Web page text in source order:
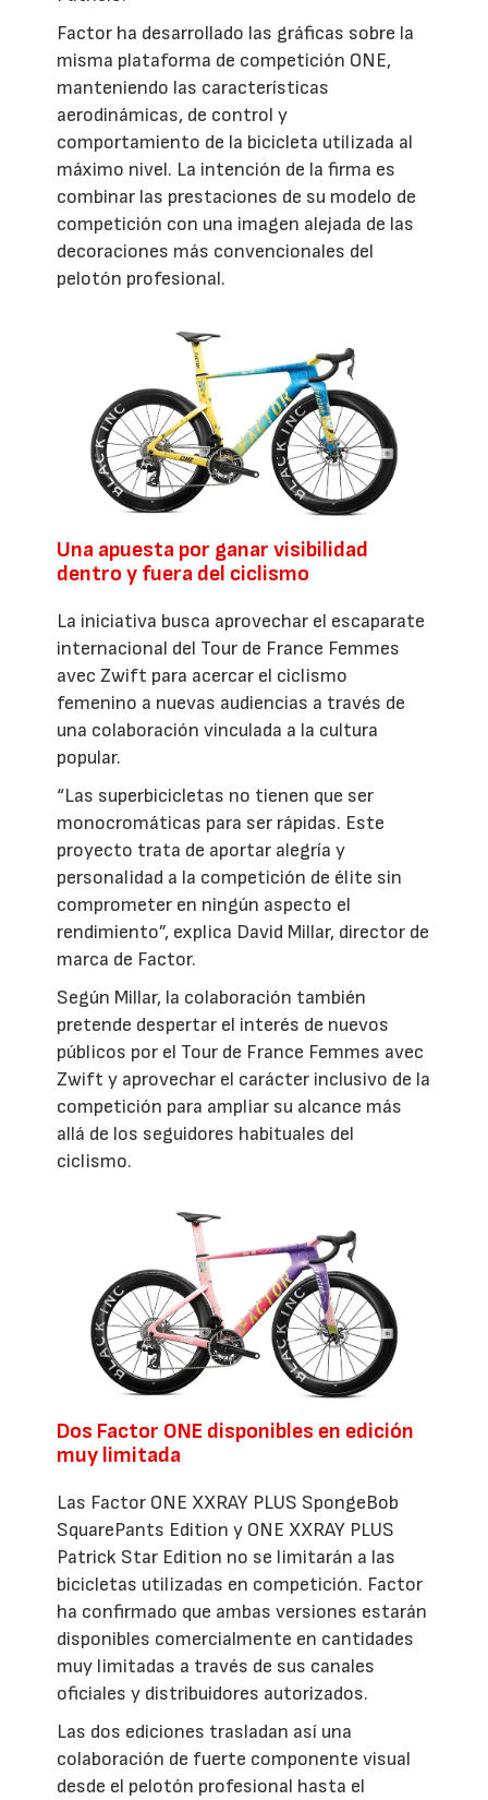
Factor ha desarrollado las gráficas sobre la
misma plataforma de competición ONE,
manteniendo las características
aerodinámicas, de control y
comportamiento de la bicicleta utilizada al
máximo nivel. La intención de la firma es
combinar las prestaciones de su modelo de
competición con una imagen alejada de las
decoraciones más convencionales del
pelotón profesional.
Una apuesta por ganar visibilidad
dentro y fuera del ciclismo
La iniciativa busca aprovechar el escaparate
internacional del Tour de France Femmes
avec Zwift para acercar el ciclismo
femenino a nuevas audiencias a través de
una colaboración vinculada a la cultura
popular.
“Las superbicicletas no tienen que ser
monocromáticas para ser rápidas. Este
proyecto trata de aportar alegría y
personalidad a la competición de élite sin
comprometer en ningún aspecto el
rendimiento”, explica David Millar, director de
marca de Factor.
Según Millar, la colaboración también
pretende despertar el interés de nuevos
públicos por el Tour de France Femmes avec
Zwift y aprovechar el carácter inclusivo de la
competición para ampliar su alcance más
allá de los seguidores habituales del
ciclismo.
Dos Factor ONE disponibles en edición
muy limitada
Las Factor ONE XXRAY PLUS SpongeBob
SquarePants Edition y ONE XXRAY PLUS
Patrick Star Edition no se limitarán a las
bicicletas utilizadas en competición. Factor
ha confirmado que ambas versiones estarán
disponibles comercialmente en cantidades
muy limitadas a través de sus canales
oficiales y distribuidores autorizados.
Las dos ediciones trasladan así una
colaboración de fuerte componente visual
desde el pelotón profesional hasta el